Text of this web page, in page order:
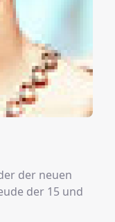
der neuen
der 15 und